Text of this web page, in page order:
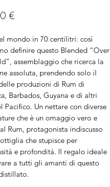
€Prezzo
mondo in 70 centilitri: così
definire questo Blended “Over
assemblaggio che ricerca la
assoluta, prendendo solo il
produzioni di Rum di
Barbados, Guyana e di altri
Pacifico. Un nettare con diverse
che è un omaggio vero e
Rum, protagonista indiscusso
che stupisce per
e profondità. Il regalo ideale
a tutti gli amanti di questo